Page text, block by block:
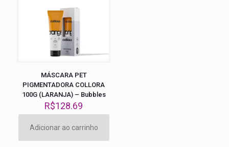
MÁSCARA PET
PIGMENTADORA COLLORA
100G (LARANJA) – Bubbles
R$128.69
Adicionar ao carrinho